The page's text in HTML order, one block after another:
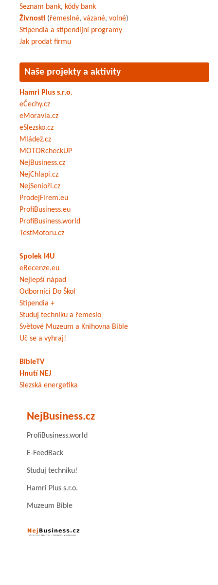
Seznam bank, kódy bank
Živnosti (řemeslné, vázané, volné)
Stipendia a stipendijní programy
Jak prodat firmu
Naše projekty a aktivity
Hamri Plus s.r.o.
eČechy.cz
eMoravia.cz
eSlezsko.cz
Mládež.cz
MOTORcheckUP
NejBusiness.cz
NejChlapi.cz
NejSenioři.cz
ProdejFirem.eu
ProfiBusiness.eu
ProfiBusiness.world
TestMotoru.cz
Spolek I4U
eRecenze.eu
Nejlepší nápad
Odborníci Do Škol
Stipendia +
Studuj techniku a řemeslo
Světové Muzeum a Knihovna Bible
Uč se a vyhraj!
BibleTV
Hnutí NEJ
Slezská energetika
NejBusiness.cz
ProfiBusiness.world
E-FeedBack
Studuj techniku!
Hamri Plus s.r.o.
Muzeum Bible